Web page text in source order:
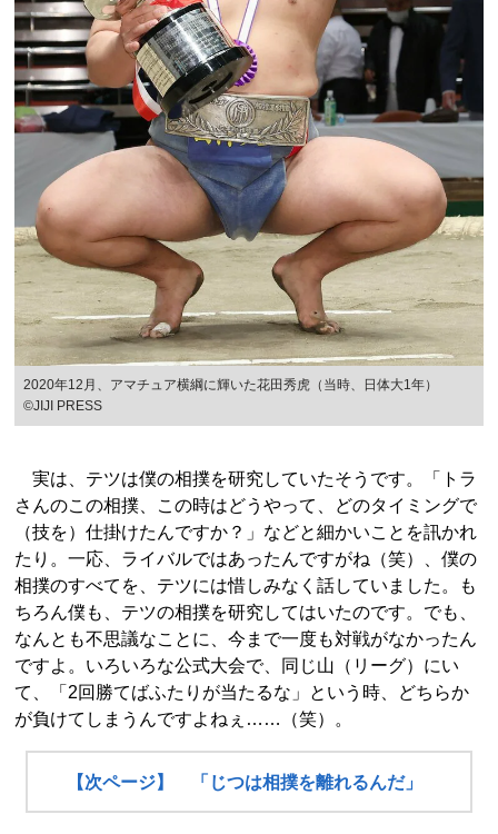
2020年12月、アマチュア横綱に輝いた花田秀虎（当時、日体大1年）
©JIJI PRESS
実は、テツは僕の相撲を研究していたそうです。「トラ
さんのこの相撲、この時はどうやって、どのタイミングで
（技を）仕掛けたんですか？」などと細かいことを訊かれ
たり。一応、ライバルではあったんですがね（笑）、僕の
相撲のすべてを、テツには惜しみなく話していました。も
ちろん僕も、テツの相撲を研究してはいたのです。でも、
なんとも不思議なことに、今まで一度も対戦がなかったん
ですよ。いろいろな公式大会で、同じ山（リーグ）にい
て、「2回勝てばふたりが当たるな」という時、どちらか
が負けてしまうんですよねぇ……（笑）。
【次ページ】 「じつは相撲を離れるんだ」